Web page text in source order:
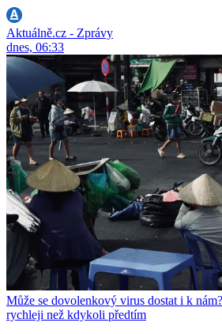
Aktuálně.cz - Zprávy
dnes, 06:33
Může se dovolenkový virus dostat i k
rychleji než kdykoli předtím